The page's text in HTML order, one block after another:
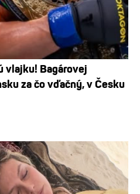
vlajku! Bagárovej
za čo vďačný, v Česku